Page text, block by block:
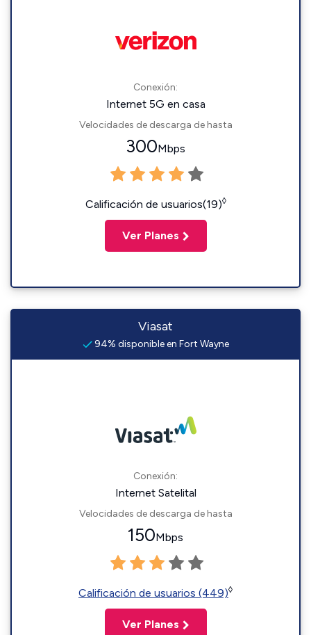
Conexión:
Internet 5G en casa
Velocidades de descarga de hasta
300Mbps
Calificación de usuarios(19)◊
Ver Planes
Viasat
94% disponible en Fort Wayne
Conexión:
Internet Satelital
Velocidades de descarga de hasta
150Mbps
Calificación de usuarios (449)◊
Ver Planes